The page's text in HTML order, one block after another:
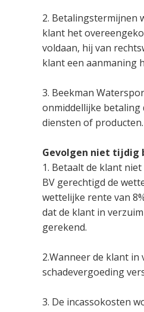
2. Betalingstermijnen
klant het
voldaan, hij van
klant een aanmaning
3. Beekman
onmiddellijke betaling
diensten of producten.
Gevolgen niet tijdig
1. Betaalt de klant
BV gerechtigd de
wettelijke rente van
dat de klant in
gerekend.
2.Wanneer de klant
schadevergoeding
3. De incassokosten